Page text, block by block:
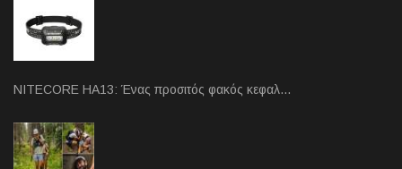
NITECORE HA13: Ένας προσιτός φακός κεφαλ…